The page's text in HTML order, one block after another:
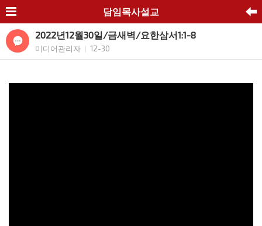
담임목사설교
2022년12월30일/금새벽/요한삼서1:1-8
미디어관리자 12-30